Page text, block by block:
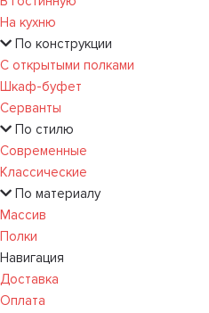
На кухню
По конструкции
С открытыми полками
Шкаф-буфет
Серванты
По стилю
Современные
Классические
По материалу
Массив
Полки
Навигация
Доставка
Оплата